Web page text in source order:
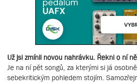
Už jsi zmínil novou nahrávku. Řekni o ní
Je na ní pět songů, za kterými si já
sebekritickým pohledem stojím.